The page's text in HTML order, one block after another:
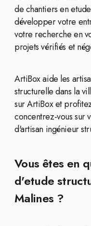
de chantiers en
développer votre
votre recherche en
projets vérifiés et
ArtiBox aide les
structurelle dans la
sur ArtiBox et
concentrez-vous sur
d'artisan ingénieur
Vous êtes en
d'etude
Malines ?